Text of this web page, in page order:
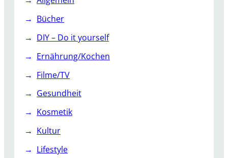
Bücher
DIY – Do it yourself
Ernährung/Kochen
Filme/TV
Gesundheit
Kosmetik
Kultur
Lifestyle